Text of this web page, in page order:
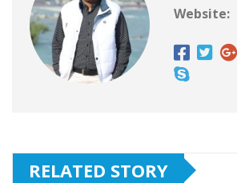
Website:
RELATED STORY